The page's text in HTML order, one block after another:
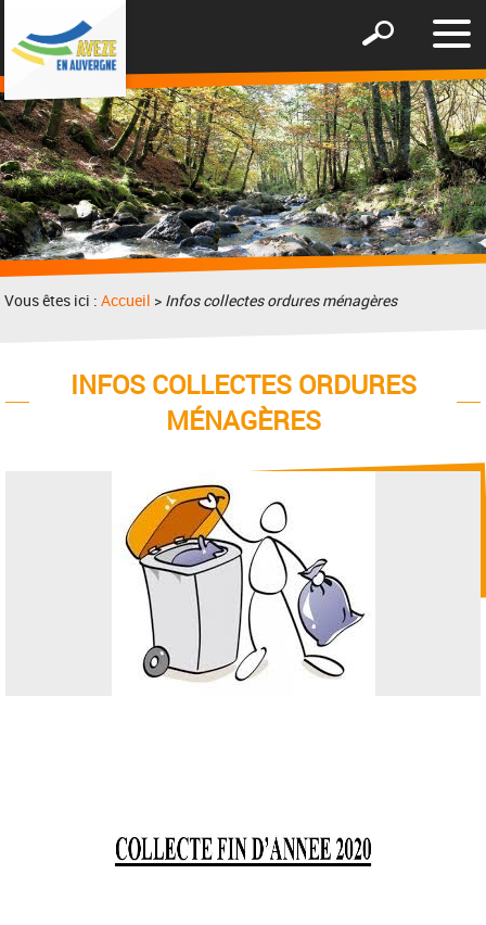
le
Afficher
formulaire
de
recherche
Vous êtes ici :Accueil > Infos collectes ordures ménagères
INFOS COLLECTES ORDURES
MÉNAGÈRES